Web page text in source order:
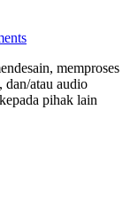
memproses
dan/atau audio
pihak lain